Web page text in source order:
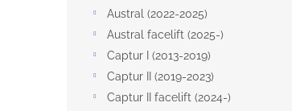
Austral (2022-2025)
Austral facelift (2025-)
Captur I (2013-2019)
Captur II (2019-2023)
Captur II facelift (2024-)